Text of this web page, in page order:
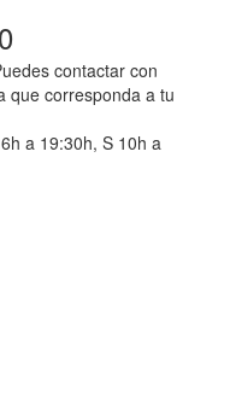
contactar con
que corresponda a tu
a 19:30h, S 10h a